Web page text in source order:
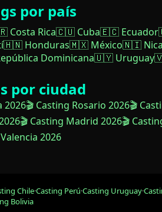
por país
Costa Rica🇨🇺 Cuba🇪🇨 Ecuador
🇭🇳 Honduras🇲🇽 México🇳🇮
Dominicana🇺🇾 Uruguay
por ciudad
2026🎬 Casting Rosario 2026🎬
🎬 Casting Madrid 2026🎬
2026
Chile·Casting Perú·Casting Uruguay·
Bolivia